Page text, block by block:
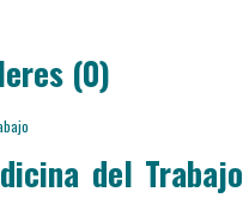
(0)
del Trabajo